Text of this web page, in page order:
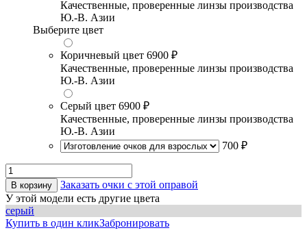
Качественные, проверенные линзы производства
Ю.-В. Азии
Выберите цвет
Коричневый цвет 6900 ₽
Качественные, проверенные линзы производства
Ю.-В. Азии
Серый цвет 6900 ₽
Качественные, проверенные линзы производства
Ю.-В. Азии
700 ₽
В корзину
Заказать очки с этой оправой
У этой модели есть другие цвета
серый
Купить в один кликЗабронировать